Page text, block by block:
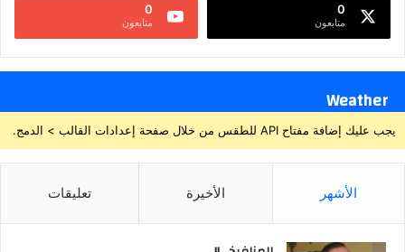
0
متابعون
0
متابعون
Weather
يجب عليك إضافة مفتاح API للطقس من خلال صفحة إعدادات القالب > الدمج.
الأشهر الأخيرة تعليقات